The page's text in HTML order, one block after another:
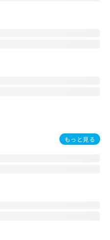
もっと見る